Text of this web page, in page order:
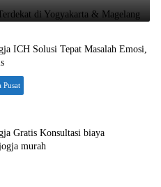
ICH Solusi Tepat Masalah Emosi,
Pusat
Gratis Konsultasi biaya
murah